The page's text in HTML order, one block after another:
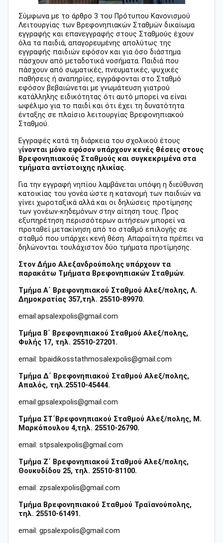
Σύμφωνα με το άρθρο 3 του Πρότυπου Κανονισμού
Λειτουργίας των Βρεφονηπιακών Σταθμών δικαίωμα
εγγραφής και επανεγγραφής στους Σταθμούς έχουν
όλα τα παιδιά, απαγορευμένης απολύτως της
εγγραφής παιδιών εφόσον και για όσο διάστημα
πάσχουν από μεταδοτικά νοσήματα. Παιδιά που
πάσχουν από σωματικές, πνευματικές, ψυχικές
παθήσεις ή αναπηρίες, εγγράφονται στο Σταθμό
εφόσον βεβαιώνεται με γνωμάτευση γιατρού
κατάλληλης ειδικότητας ότι αυτό μπορεί να είναι
ωφέλιμο για το παιδί και ότι έχει τη δυνατότητα
ένταξης σε πλαίσιο λειτουργίας Βρεφονηπιακού
Σταθμού.
Εγγραφές κατά τη διάρκεια του σχολικού έτους
γίνονται μόνο εφόσον υπάρχουν κενές θέσεις στους
Βρεφονηπιακούς Σταθμούς και συγκεκριμένα στα
τμήματα αντίστοιχης ηλικίας.
Για την εγγραφή νηπίου λαμβάνεται υπόψη η διεύθυνση
κατοικίας του γονέα ώστε η κατανομή των παιδιών να
γίνει χωροταξικά αλλά και οι δηλώσεις προτίμησης
των γονέων-κηδεμόνων στην αίτηση τους. Προς
εξυπηρέτηση περισσότερων αιτήσεων μπορεί να
προταθεί μετακίνηση από το σταθμό επιλογής σε
σταθμό που υπάρχει κενή θέση. Απαραίτητα πρέπει να
δηλώνονται τουλάχιστον δύο τμήματα προτίμησης.
Στον Δήμο Αλεξανδρούπολης υπάρχουν τα
παρακάτω Τμήματα Βρεφονηπιακών Σταθμών.
Τμήμα Α΄ Βρεφονηπιακού Σταθμού Αλεξ/πολης, Λ.
Δημοκρατίας 357,τηλ. 25510-89970.
email:apsalexpolis@gmail.com
Τμήμα Β΄ Βρεφονηπιακού Σταθμού Αλεξ/πολης,
Φυλής 17, τηλ. 25510-27201.
email: bpaidikosstathmosalexpolis@gmail.com
Τμήμα Δ΄ Βρεφονηπιακού Σταθμού Αλεξ/πολης,
Απαλός, τηλ.25510-45444.
email:gpsalexpolis@gmail.com
Τμήμα ΣΤ΄Βρεφονηπιακού Σταθμού Αλεξ/πολης, Μ.
Μαρκόπουλου 4,τηλ. 25510-26790.
email: stpsalexpolis@gmail.com
Τμήμα Ζ΄ Βρεφονηπιακού Σταθμού Αλεξ/πολης,
Θουκυδίδου 25, τηλ. 25510-81100.
email: zpsalexpolis@gmail.com
Τμήμα Βρεφονηπιακού Σταθμού Τραϊανούπολης,
τηλ. 25510-61491.
email: gpsalexpolis@gmail.com